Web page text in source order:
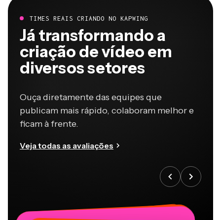
TIMES REAIS CRIANDO NO KAPWING
Já transformando a
criação de vídeo em
diversos setores
Ouça diretamente das equipes que
publicam mais rápido, colaboram melhor e
ficam à frente.
Veja todas as avaliações